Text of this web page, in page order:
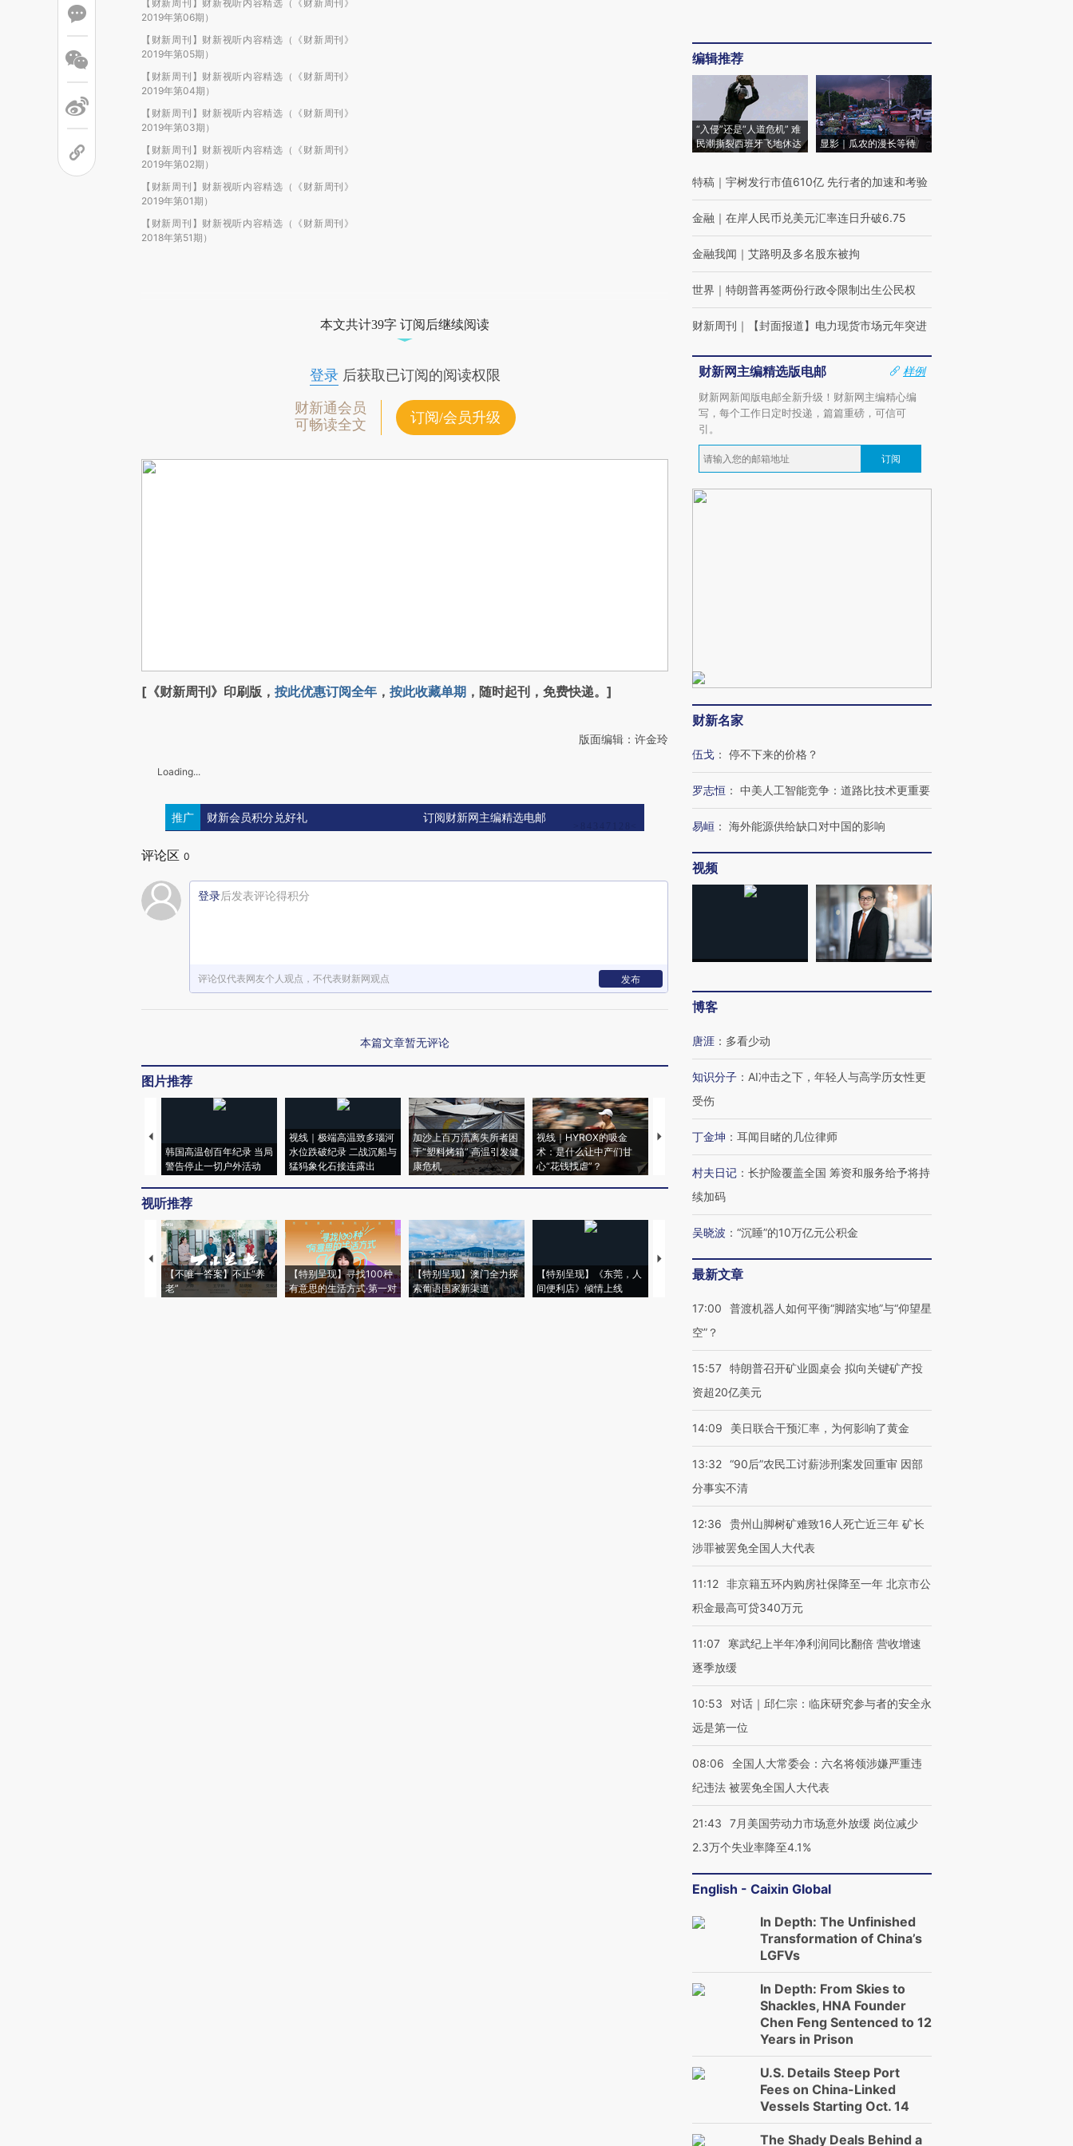
【财新周刊】财新视听内容精选（《财新周刊》
2019年第06期）
【财新周刊】财新视听内容精选（《财新周刊》
2019年第05期）
【财新周刊】财新视听内容精选（《财新周刊》
2019年第04期）
【财新周刊】财新视听内容精选（《财新周刊》
2019年第03期）
【财新周刊】财新视听内容精选（《财新周刊》
2019年第02期）
【财新周刊】财新视听内容精选（《财新周刊》
2019年第01期）
【财新周刊】财新视听内容精选（《财新周刊》
2018年第51期）
本文共计39字 订阅后继续阅读
登录后获取已订阅的阅读权限
财新通会员
可畅读全文
订阅/会员升级
[《财新周刊》印刷版， 按此优惠订阅全年 ， 按此收藏单期 ，随时起刊，免费快递。]
版面编辑：许金玲
Loading...
推广 财新会员积分兑好礼 订阅财新网主编精选电邮
评论区 0
登录后发表评论得积分
评论仅代表网友个人观点，不代表财新网观点 发布
本篇文章暂无评论
图片推荐
韩国高温创百年纪录 当局
警告停止一切户外活动
视线｜极端高温致多瑙河
水位跌破纪录 二战沉船与
猛犸象化石接连露出
加沙上百万流离失所者困
于“塑料烤箱” 高温引发健
康危机
视线｜HYROX的吸金
术：是什么让中产们甘
心“花钱找虐”？
马航飞行员跨国走私7万
粒摇头丸 尿检体内含3种
视线｜被称为“蟑螂”的印
度Z世代 用街头抗争将教
育部长拱下台
机”？难民潮撕裂西班牙
飞地休达
视听推荐
【不唯一答案】不止“养
老”
【特别呈现】寻找100种
有意思的生活方式·第一对
【特别呈现】澳门全力探
索葡语国家新渠道
【特别呈现】《东莞，人
间便利店》倾情上线
【推广】走进第四届链博
会，让数智科技“链”接产
【商旅对话】华住集团
编辑推荐
“入侵”还是“人道危机” 难
民潮撕裂西班牙飞地休达
显影｜瓜农的漫长等待
特稿 ｜ 宇树发行市值610亿 先行者的加速和考验
金融 ｜ 在岸人民币兑美元汇率连日升破6.75
金融我闻 ｜ 艾路明及多名股东被拘
世界 ｜ 特朗普再签两份行政令限制出生公民权
财新周刊 ｜ 【封面报道】电力现货市场元年突进
财新网主编精选版电邮
样例
财新网新闻版电邮全新升级！财新网主编精心编
写，每个工作日定时投递，篇篇重磅，可信可
引。
订阅
财新名家
伍戈 ： 停不下来的价格？
罗志恒 ： 中美人工智能竞争：道路比技术更重要
易峘 ： 海外能源供给缺口对中国的影响
视频
博客
唐涯 ： 多看少动
知识分子 ： AI冲击之下，年轻人与高学历女性更
受伤
丁金坤 ： 耳闻目睹的几位律师
村夫日记 ： 长护险覆盖全国 筹资和服务给予将持
续加码
吴晓波 ： “沉睡”的10万亿元公积金
最新文章
17:00
普渡机器人如何平衡“脚踏实地”与“仰望星
空”？
15:57 特朗普召开矿业圆桌会 拟向关键矿产投
资超20亿美元
14:09 美日联合干预汇率，为何影响了黄金
13:32 “90后”农民工讨薪涉刑案发回重审 因部
分事实不清
12:36
贵州山脚树矿难致16人死亡近三年 矿长
涉罪被罢免全国人大代表
11:12 非京籍五环内购房社保降至一年 北京市公
积金最高可贷340万元
11:07
寒武纪上半年净利润同比翻倍 营收增速
逐季放缓
10:53
对话｜邱仁宗：临床研究参与者的安全永
远是第一位
08:06
全国人大常委会：六名将领涉嫌严重违
纪违法 被罢免全国人大代表
21:43
7月美国劳动力市场意外放缓 岗位减少
2.3万个失业率降至4.1%
English - Caixin Global
In Depth: The Unfinished
Transformation of China’s
LGFVs
In Depth: From Skies to
Shackles, HNA Founder
Chen Feng Sentenced to 12
Years in Prison
U.S. Details Steep Port
Fees on China-Linked
Vessels Starting Oct. 14
The Shady Deals Behind a